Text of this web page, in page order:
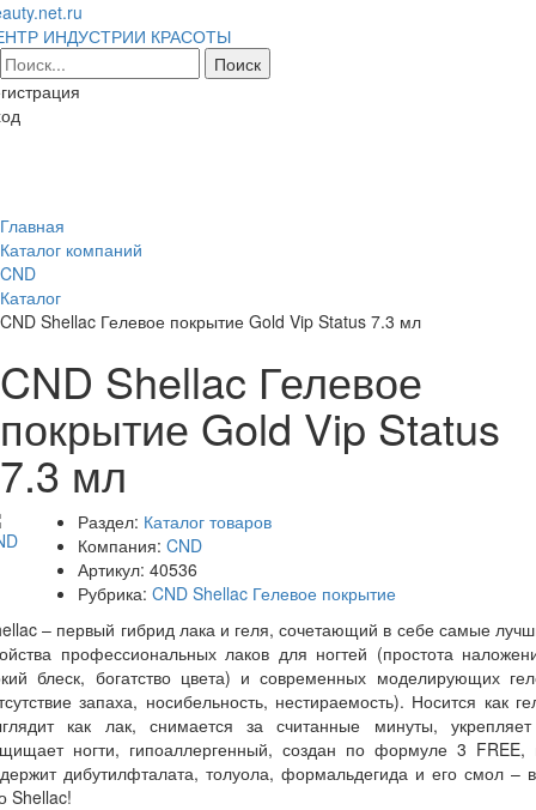
ИНДУСТРИИ КРАСОТЫ
Главная
Каталог компаний
CND
Каталог
CND Shellac Гелевое покрытие Gold Vip Status 7.3 мл
CND Shellac Гелевое
покрытие Gold Vip Status
7.3 мл
Раздел: Каталог товаров
Компания: CND
Артикул: 40536
Рубрика: CND Shellac Гелевое покрытие
– первый гибрид лака и геля, сочетающий в себе самые
профессиональных лаков для ногтей (простота
блеск, богатство цвета) и современных моделирующих
запаха, носибельность, нестираемость). Носится как
как лак, снимается за считанные минуты,
ногти, гипоаллергенный, создан по формуле 3 FREE,
дибутилфталата, толуола, формальдегида и его смол –
Shellac!